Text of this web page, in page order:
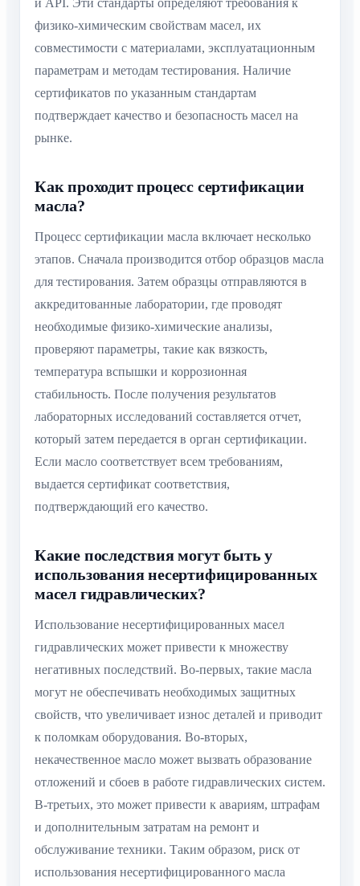
физико-химическим свойствам масел, их
совместимости с материалами, эксплуатационным
параметрам и методам тестирования. Наличие
сертификатов по указанным стандартам
подтверждает качество и безопасность масел на
рынке.
Как проходит процесс сертификации
масла?
Процесс сертификации масла включает несколько
этапов. Сначала производится отбор образцов масла
для тестирования. Затем образцы отправляются в
аккредитованные лаборатории, где проводят
необходимые физико-химические анализы,
проверяют параметры, такие как вязкость,
температура вспышки и коррозионная
стабильность. После получения результатов
лабораторных исследований составляется отчет,
который затем передается в орган сертификации.
Если масло соответствует всем требованиям,
выдается сертификат соответствия,
подтверждающий его качество.
Какие последствия могут быть у
использования несертифицированных
масел гидравлических?
Использование несертифицированных масел
гидравлических может привести к множеству
негативных последствий. Во-первых, такие масла
могут не обеспечивать необходимых защитных
свойств, что увеличивает износ деталей и приводит
к поломкам оборудования. Во-вторых,
некачественное масло может вызвать образование
отложений и сбоев в работе гидравлических систем.
В-третьих, это может привести к авариям, штрафам
и дополнительным затратам на ремонт и
обслуживание техники. Таким образом, риск от
использования несертифицированного масла